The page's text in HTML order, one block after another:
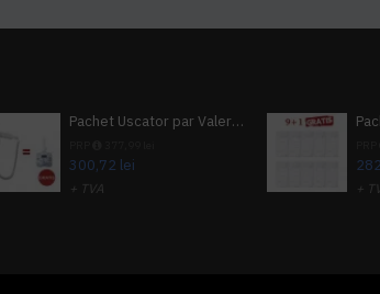
Pachet Uscator par Valera Action Super Plus + GRATUIT Sampon si gel de dus Tork
300,72 lei
+ TVA
+